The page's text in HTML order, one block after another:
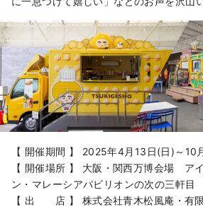
【 開催期間 】 2025年4月13日(日)～10
【 開催場所 】 大阪・関西万博会場 ア
ン・マレーシアパビリオンの次の三軒目
【 出 店 】 株式会社青木松風庵・